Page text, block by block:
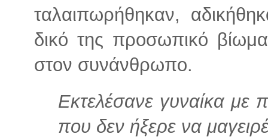
ταλαιπωρήθηκαν,
δικό της προσωπικό
στον συνάνθρωπο.
Εκτελέσανε γυναίκα
που δεν ήξερε να